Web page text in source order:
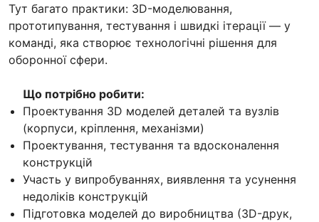
Тут багато практики: 3D-моделювання,
прототипування, тестування і швидкі ітерації — у
команді, яка створює технологічні рішення для
оборонної сфери.
Що потрібно робити:
Проектування 3D моделей деталей та вузлів
(корпуси, кріплення, механізми)
Проектування, тестування та вдосконалення
конструкцій
Участь у випробуваннях, виявлення та усунення
недоліків конструкцій
Підготовка моделей до виробництва (3D-друк,